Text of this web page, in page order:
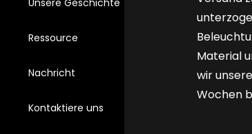
Unsere Geschichte
Ressource
Nachricht
Kontaktiere uns
Material
wir
Wochen